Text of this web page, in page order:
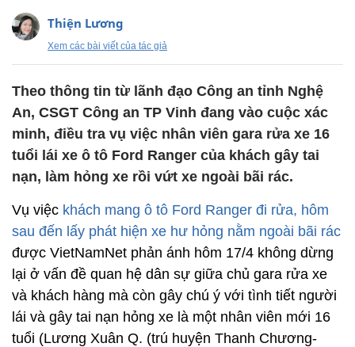
Thiện Lương
Xem các bài viết của tác giả
Theo thông tin từ lãnh đạo Công an tỉnh Nghệ
An, CSGT Công an TP Vinh đang vào cuộc xác
minh, điều tra vụ việc nhân viên gara rửa xe 16
tuổi lái xe ô tô Ford Ranger của khách gây tai
nạn, làm hỏng xe rồi vứt xe ngoài bãi rác.
Vụ việc khách mang ô tô Ford Ranger đi rửa, hôm
sau đến lấy phát hiện xe hư hỏng nằm ngoài bãi rác
được VietNamNet phản ánh hôm 17/4 không dừng
lại ở vấn đề quan hệ dân sự giữa chủ gara rửa xe
và khách hàng mà còn gây chú ý với tình tiết người
lái và gây tai nạn hỏng xe là một nhân viên mới 16
tuổi (Lương Xuân Q. (trú huyện Thanh Chương-